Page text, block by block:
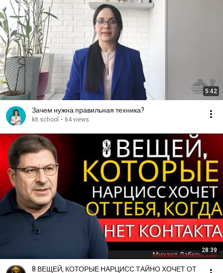
5:42
Зачем нужна правильная техника?
kit.school • 64 views
28:39
8 ВЕЩЕЙ, КОТОРЫЕ НАРЦИСС ТАЙНО ХОЧЕТ ОТ